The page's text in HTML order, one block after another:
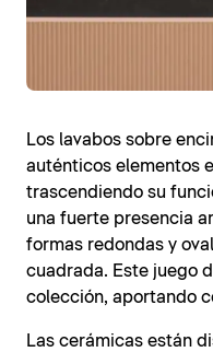
Los lavabos sobre
auténticos elementos
trascendiendo su
una fuerte presencia
formas redondas y
cuadrada. Este juego
colección, aportando
Las cerámicas están